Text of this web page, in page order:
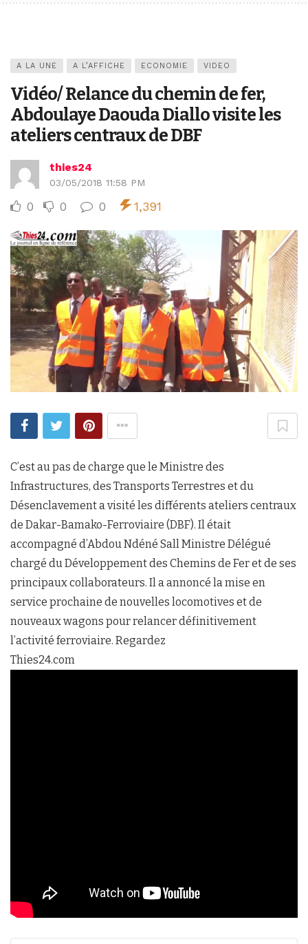
A LA UNE A L’AFFICHE ECONOMIE VIDEO
Vidéo/ Relance du chemin de fer,
Abdoulaye Daouda Diallo visite les
ateliers centraux de DBF
thies24
03/05/2018 11:58 PM
0 0 0 1,391
C’est au pas de charge que le Ministre des
Infrastructures, des Transports Terrestres et du
Désenclavement a visité les différents ateliers centraux
de Dakar-Bamako-Ferroviaire (DBF). Il était
accompagné d’Abdou Ndéné Sall Ministre Délégué
chargé du Développement des Chemins de Fer et de ses
principaux collaborateurs. Il a annoncé la mise en
service prochaine de nouvelles locomotives et de
nouveaux wagons pour relancer définitivement
l’activité ferroviaire. Regardez
Thies24.com